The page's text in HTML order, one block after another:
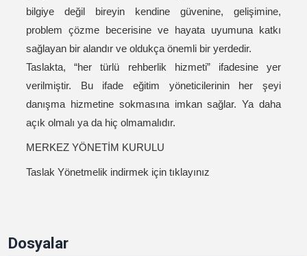
Dosyalar
bilgiye değil bireyin kendine güvenine, gelişimine,
problem çözme becerisine ve hayata uyumuna katkı
sağlayan bir alandır ve oldukça önemli bir yerdedir.
Taslakta, “her türlü rehberlik hizmeti” ifadesine yer
verilmiştir. Bu ifade eğitim yöneticilerinin her şeyi
danışma hizmetine sokmasına imkan sağlar. Ya daha
açık olmalı ya da hiç olmamalıdır.
MERKEZ YÖNETİM KURULU
Taslak Yönetmelik indirmek için tıklayınız